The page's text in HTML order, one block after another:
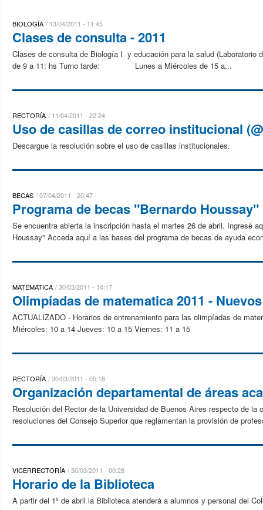
BIOLOGÍA 13/04/2011 - 11:45
Clases de consulta - 2011
Clases de consulta de Biología I y educación para la salud
de 9 a 11: hs Turno tarde: Lunes a Miércoles de 15 a...
RECTORÍA 11/04/2011 - 22:24
Uso de casillas de correo institucional
Descargue la resolución sobre el uso de casillas institucionales.
BECAS 07/04/2011 - 20:47
Programa de becas "Bernardo Houssay"
Se encuentra abierta la inscripción hasta el martes 26 de abril. Ingresé
Houssay" Acceda aquí a las bases del programa de becas de ayuda
MATEMÁTICA 30/03/2011 - 14:17
Olimpíadas de matematica 2011 -
ACTUALIZADO - Horarios de entrenamiento para las olimpíadas de
Miércoles: 10 a 14 Jueves: 10 a 15 Viernes: 11 a 15
RECTORÍA 30/03/2011 - 05:18
Organización departamental de áreas
Resolución del Rector de la Universidad de Buenos Aires respecto de
resoluciones del Consejo Superior que reglamentan la provisión de
VICERRECTORÍA 30/03/2011 - 00:28
Horario de la Biblioteca
A partir del 1º de abril la Biblioteca atenderá a alumnos y personal del